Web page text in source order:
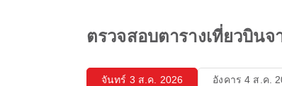
ตรวจสอบตารางเที่ยวบิน
จันทร์ 3 ส.ค. 2026 อังคาร 4 ส.ค.